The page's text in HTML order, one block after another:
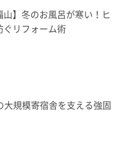
山】冬のお風呂が寒い！ヒ
ぐリフォーム術
大規模寄宿舎を支える強固